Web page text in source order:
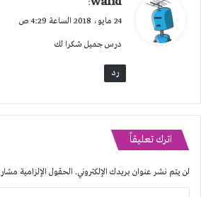
ل
:
24 مايو، 2018 الساعة 4:29 ص
درس جميل شكرا لك
رد
اترك تعليقاً
لن يتم نشر عنوان بريدك الإلكتروني. الحقول الإلزامية مشار